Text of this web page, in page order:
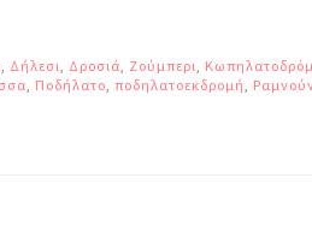
, Δήλεσι, Δροσιά, Ζούμπερι,
, Ποδήλατο, ποδηλατοεκδρομή,